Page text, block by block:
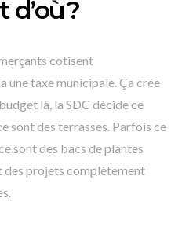
d’où?
cotisent
une taxe municipale. Ça crée
là, la SDC décide ce
sont des terrasses. Parfois ce
sont des bacs de plantes
des projets complètement